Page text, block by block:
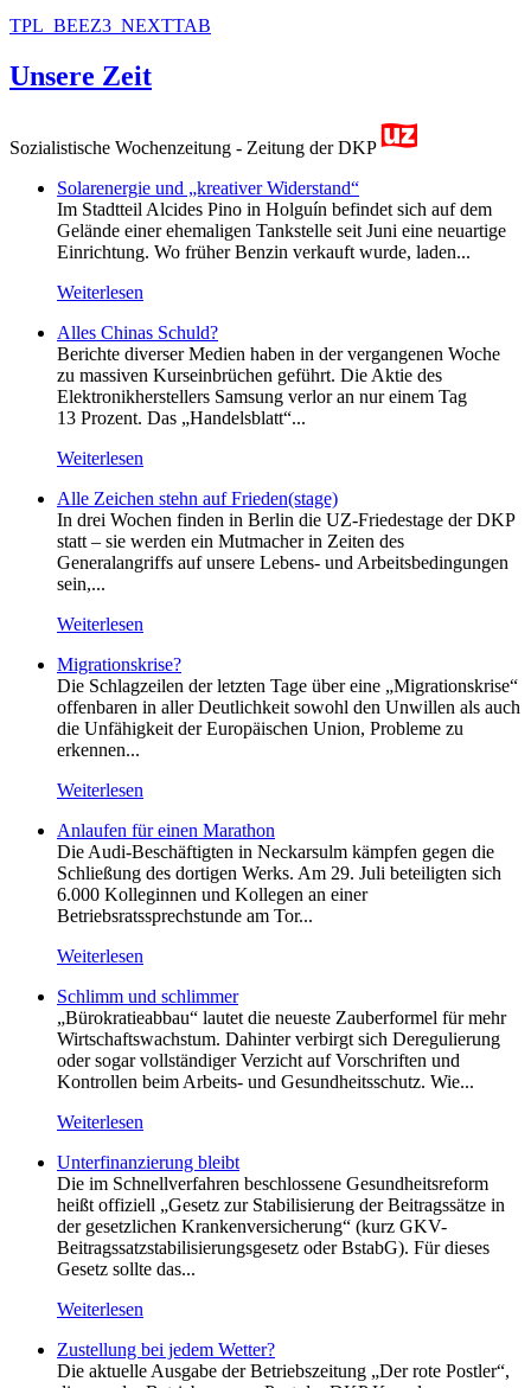
TPL_BEEZ3_NEXTTAB
Unsere Zeit
Sozialistische Wochenzeitung - Zeitung der DKP
Solarenergie und „kreativer Widerstand“
Im Stadtteil Alcides Pino in Holguín befindet sich auf dem
Gelände einer ehemaligen Tankstelle seit Juni eine neuartige
Einrichtung. Wo früher Benzin verkauft wurde, laden...
Weiterlesen
Alles Chinas Schuld?
Berichte diverser Medien haben in der vergangenen Woche
zu massiven Kurseinbrüchen geführt. Die Aktie des
Elektronikherstellers Samsung verlor an nur einem Tag
13 Prozent. Das „Handelsblatt“...
Weiterlesen
Alle Zeichen stehn auf Frieden(stage)
In drei Wochen finden in Berlin die UZ-Friedestage der DKP
statt – sie werden ein Mutmacher in Zeiten des
Generalangriffs auf unsere Lebens- und Arbeitsbedingungen
sein,...
Weiterlesen
Migrationskrise?
Die Schlagzeilen der letzten Tage über eine „Migrationskrise“
offenbaren in aller Deutlichkeit sowohl den Unwillen als auch
die Unfähigkeit der Europäischen Union, Probleme zu
erkennen...
Weiterlesen
Anlaufen für einen Marathon
Die Audi-Beschäftigten in Neckarsulm kämpfen gegen die
Schließung des dortigen Werks. Am 29. Juli beteiligten sich
6.000 Kolleginnen und Kollegen an einer
Betriebsratssprechstunde am Tor...
Weiterlesen
Schlimm und schlimmer
„Bürokratieabbau“ lautet die neueste Zauberformel für mehr
Wirtschaftswachstum. Dahinter verbirgt sich Deregulierung
oder sogar vollständiger Verzicht auf Vorschriften und
Kontrollen beim Arbeits- und Gesundheitsschutz. Wie...
Weiterlesen
Unterfinanzierung bleibt
Die im Schnellverfahren beschlossene Gesundheitsreform
heißt offiziell „Gesetz zur Stabilisierung der Beitragssätze in
der gesetzlichen Krankenversicherung“ (kurz GKV-
Beitragssatzstabilisierungsgesetz oder BstabG). Für dieses
Gesetz sollte das...
Weiterlesen
Zustellung bei jedem Wetter?
Die aktuelle Ausgabe der Betriebszeitung „Der rote Postler“,